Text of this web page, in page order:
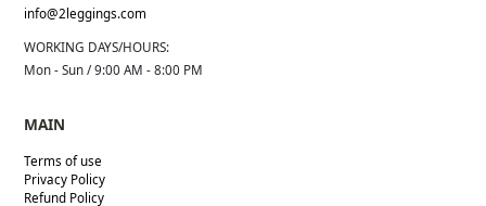
info@2leggings.com
WORKING DAYS/HOURS:
Mon - Sun / 9:00 AM - 8:00 PM
MAIN
Terms of use
Privacy Policy
Refund Policy